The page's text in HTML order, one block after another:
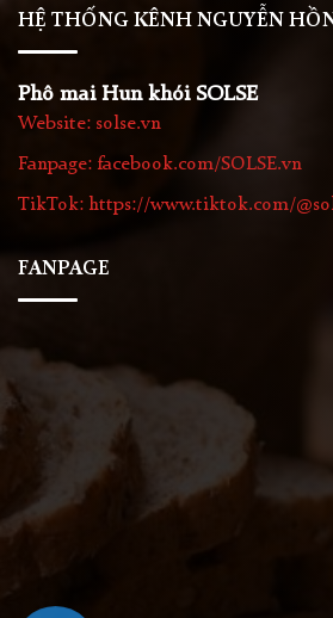
HỆ THỐNG KÊNH NGUYỄN
Phô mai Hun khói SOLSE
Website: solse.vn
Fanpage: facebook.com/SOLSE.vn
TikTok: https://www.tiktok.com/
FANPAGE